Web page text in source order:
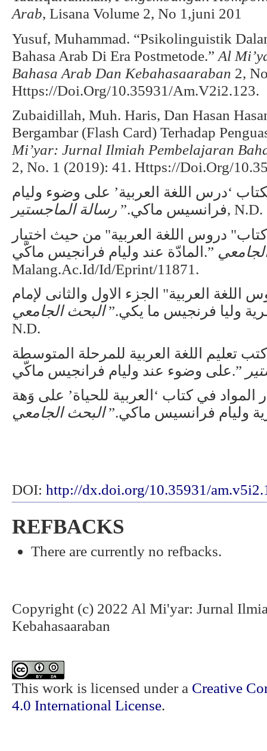
Arab, Lisana Volume 2, No 1,juni 201
Yusuf, Muhammad. “Psikolinguistik
Bahasa Arab Di Era Postmetode.” Al
Bahasa Arab Dan Kebahasaaraban 2,
Https://Doi.Org/10.35931/Am.V2i2.123.
Zubaidillah, Muh. Haris, Dan Hasan
Bergambar (Flash Card) Terhadap
Mi’yar: Jurnal Ilmiah Pembelajaran
2, No. 1 (2019): 41. Https://Doi.Org/
‘درس اللغة العربية’ على وضوء وليام
فرانسيس ماكي.” رسالة الماجستير
, N.D.
دروس اللغة العربية" من حيث اختيار
المادّة عند وليام فرانجيس ماكّي‎.”
Malang.Ac.Id/Id/Eprint/11871.
العربية" الجزء الاول والثانى لإمام
وليا فرنجيس ما يكي.”البحث الجامعي
N.D.
تعليم اللغة العربية للمرحلة المتوسطة
على وضوء عند وليام فرانجيس ماكّي‎.”
في كتاب ‘العربية للحياة’ على وَهة
وليام فرانسيس ماكي.”البحث الجامعي
DOI: http://dx.doi.org/10.35931/
REFBACKS
There are currently no refbacks.
Copyright (c) 2022 Al Mi'yar: Jurnal
Kebahasaaraban
This work is licensed under a Creative
4.0 International License.